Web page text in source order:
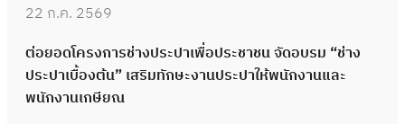
22 ก.ค. 2569
ต่อยอดโครงการช่างประปาเพื่อประชาชน จัดอบรม “ช่าง
ประปาเบื้องต้น” เสริมทักษะงานประปาให้พนักงานและ
พนักงานเกษียณ